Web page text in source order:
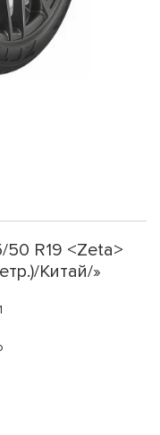
R19 <Zeta>
Китай/»